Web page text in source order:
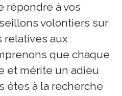
répondre à vos
volontiers sur
aux
que chaque
et mérite un adieu
êtes à la recherche